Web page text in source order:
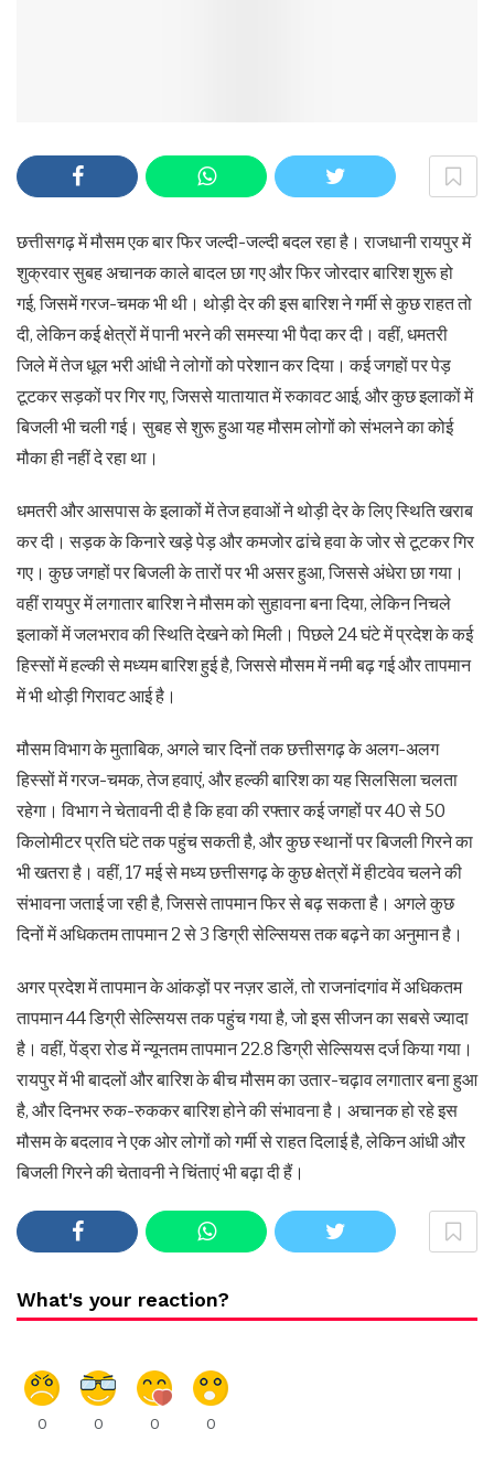
छत्तीसगढ़ में मौसम एक बार फिर जल्दी-जल्दी बदल रहा है। राजधानी रायपुर में
शुक्रवार सुबह अचानक काले बादल छा गए और फिर जोरदार बारिश शुरू हो
गई, जिसमें गरज-चमक भी थी। थोड़ी देर की इस बारिश ने गर्मी से कुछ राहत तो
दी, लेकिन कई क्षेत्रों में पानी भरने की समस्या भी पैदा कर दी। वहीं, धमतरी
जिले में तेज धूल भरी आंधी ने लोगों को परेशान कर दिया। कई जगहों पर पेड़
टूटकर सड़कों पर गिर गए, जिससे यातायात में रुकावट आई, और कुछ इलाकों में
बिजली भी चली गई। सुबह से शुरू हुआ यह मौसम लोगों को संभलने का कोई
मौका ही नहीं दे रहा था।
धमतरी और आसपास के इलाकों में तेज हवाओं ने थोड़ी देर के लिए स्थिति खराब
कर दी। सड़क के किनारे खड़े पेड़ और कमजोर ढांचे हवा के जोर से टूटकर गिर
गए। कुछ जगहों पर बिजली के तारों पर भी असर हुआ, जिससे अंधेरा छा गया।
वहीं रायपुर में लगातार बारिश ने मौसम को सुहावना बना दिया, लेकिन निचले
इलाकों में जलभराव की स्थिति देखने को मिली। पिछले 24 घंटे में प्रदेश के कई
हिस्सों में हल्की से मध्यम बारिश हुई है, जिससे मौसम में नमी बढ़ गई और तापमान
में भी थोड़ी गिरावट आई है।
मौसम विभाग के मुताबिक, अगले चार दिनों तक छत्तीसगढ़ के अलग-अलग
हिस्सों में गरज-चमक, तेज हवाएं, और हल्की बारिश का यह सिलसिला चलता
रहेगा। विभाग ने चेतावनी दी है कि हवा की रफ्तार कई जगहों पर 40 से 50
किलोमीटर प्रति घंटे तक पहुंच सकती है, और कुछ स्थानों पर बिजली गिरने का
भी खतरा है। वहीं, 17 मई से मध्य छत्तीसगढ़ के कुछ क्षेत्रों में हीटवेव चलने की
संभावना जताई जा रही है, जिससे तापमान फिर से बढ़ सकता है। अगले कुछ
दिनों में अधिकतम तापमान 2 से 3 डिग्री सेल्सियस तक बढ़ने का अनुमान है।
अगर प्रदेश में तापमान के आंकड़ों पर नज़र डालें, तो राजनांदगांव में अधिकतम
तापमान 44 डिग्री सेल्सियस तक पहुंच गया है, जो इस सीजन का सबसे ज्यादा
है। वहीं, पेंड्रा रोड में न्यूनतम तापमान 22.8 डिग्री सेल्सियस दर्ज किया गया।
रायपुर में भी बादलों और बारिश के बीच मौसम का उतार-चढ़ाव लगातार बना हुआ
है, और दिनभर रुक-रुककर बारिश होने की संभावना है। अचानक हो रहे इस
मौसम के बदलाव ने एक ओर लोगों को गर्मी से राहत दिलाई है, लेकिन आंधी और
बिजली गिरने की चेतावनी ने चिंताएं भी बढ़ा दी हैं।
What's your reaction?
0 0 0 0